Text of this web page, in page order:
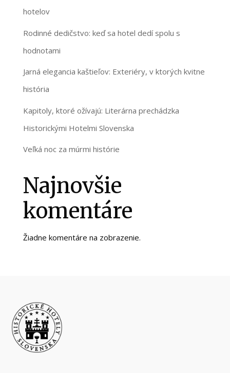
hotelov
Rodinné dedičstvo: keď sa hotel dedí spolu s
hodnotami
Jarná elegancia kaštieľov: Exteriéry, v ktorých kvitne
história
Kapitoly, ktoré ožívajú: Literárna prechádzka
Historickými Hotelmi Slovenska
Veľká noc za múrmi histórie
Najnovšie
komentáre
Žiadne komentáre na zobrazenie.